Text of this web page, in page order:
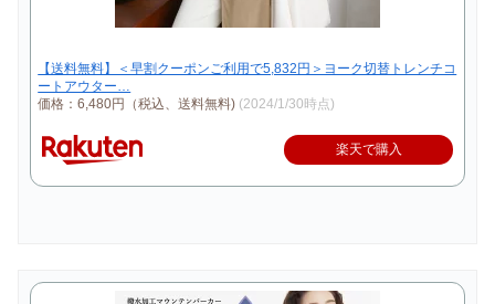
【送料無料】＜早割クーポンご利用で5,832円＞ヨーク切替トレンチコ
ートアウター…
価格：6,480円（税込、送料無料) (2024/1/30時点)
楽天で購入